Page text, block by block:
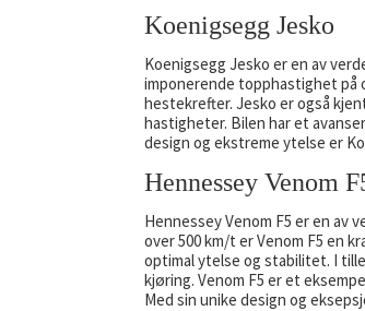
Koenigsegg Jesko
Koenigsegg Jesko er en av
imponerende topphastighet på
hestekrefter. Jesko er også
hastigheter. Bilen har et
design og ekstreme ytelse er
Hennessey Venom
Hennessey Venom F5 er en av
over 500 km/t er Venom F5 en
optimal ytelse og stabilitet. I
kjøring. Venom F5 er et
Med sin unike design og